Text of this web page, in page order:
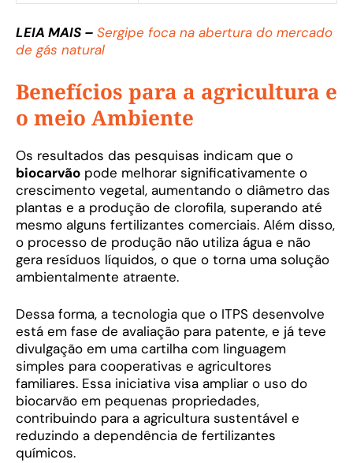
LEIA MAIS – Sergipe foca na abertura do mercado
de gás natural
Benefícios para a agricultura e
o meio Ambiente
Os resultados das pesquisas indicam que o
biocarvão pode melhorar significativamente o
crescimento vegetal, aumentando o diâmetro das
plantas e a produção de clorofila, superando até
mesmo alguns fertilizantes comerciais. Além disso,
o processo de produção não utiliza água e não
gera resíduos líquidos, o que o torna uma solução
ambientalmente atraente.
Dessa forma, a tecnologia que o ITPS desenvolve
está em fase de avaliação para patente, e já teve
divulgação em uma cartilha com linguagem
simples para cooperativas e agricultores
familiares. Essa iniciativa visa ampliar o uso do
biocarvão em pequenas propriedades,
contribuindo para a agricultura sustentável e
reduzindo a dependência de fertilizantes
químicos.